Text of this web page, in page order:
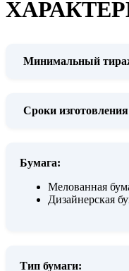
Минимальный
Сроки
Бумага:
Мелованная
Дизайнерская
Тип бумаги: